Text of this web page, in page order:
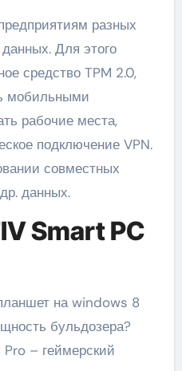
разных
Для этого
средство TPM 2.0,
мобильными
рабочие места,
подключение VPN.
совместных
данных.
Smart PC
на windows 8
бульдозера?
– геймерский